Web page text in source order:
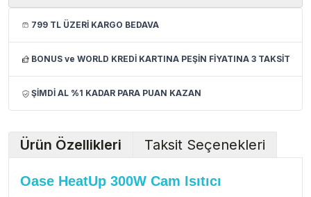
799 TL ÜZERİ KARGO BEDAVA
BONUS ve WORLD KREDİ KARTINA PEŞİN FİYATINA 3 TAKSİT
ŞİMDİ AL %1 KADAR PARA PUAN KAZAN
Ürün Özellikleri Taksit Seçenekleri
Oase HeatUp 300W Cam Isıtıcı